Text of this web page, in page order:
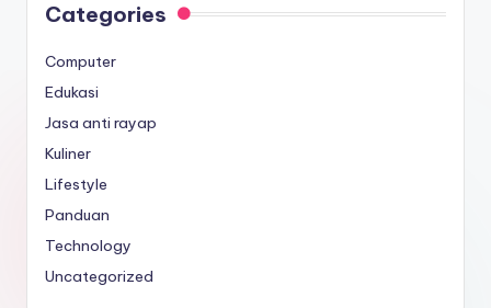
Categories
Computer
Edukasi
Jasa anti rayap
Kuliner
Lifestyle
Panduan
Technology
Uncategorized